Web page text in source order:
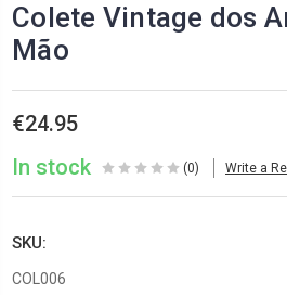
Colete Vintage dos
Mão
€24.95
In stock
(0) Write a
SKU:
COL006